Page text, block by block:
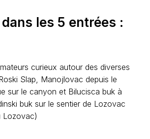
les 5 entrées :
curieux autour des diverses
Slap, Manojlovac depuis le
sur le canyon et Bilucisca buk à
buk sur le sentier de Lozovac
Lozovac)